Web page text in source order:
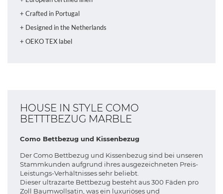
+ Crafted in Portugal
+ Designed in the Netherlands
+ OEKO TEX label
HOUSE IN STYLE COMO
BETTTBEZUG MARBLE
Como Bettbezug und Kissenbezug
Der Como Bettbezug und Kissenbezug sind bei unseren
Stammkunden aufgrund ihres ausgezeichneten Preis-
Leistungs-Verhältnisses sehr beliebt.
Dieser ultrazarte Bettbezug besteht aus 300 Fäden pro
Zoll Baumwollsatin, was ein luxuriöses und